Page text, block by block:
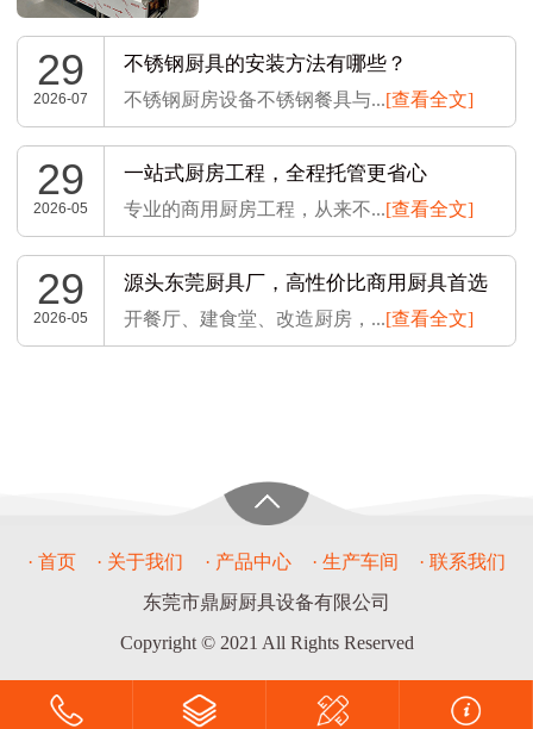
29
2026-07
不锈钢厨具的安装方法有哪些？
不锈钢厨房设备不锈钢餐具与...[查看全文]
29
2026-05
一站式厨房工程，全程托管更省心
专业的商用厨房工程，从来不...[查看全文]
29
2026-05
源头东莞厨具厂，高性价比商用厨具首选
开餐厅、建食堂、改造厨房，...[查看全文]
· 首页 · 关于我们 · 产品中心 · 生产车间
· 联系我们
东莞市鼎厨厨具设备有限公司
Copyright © 2021 All Rights Reserved